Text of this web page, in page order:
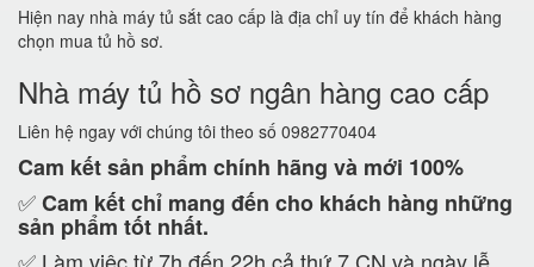
Hiện nay nhà máy tủ sắt cao cấp là địa chỉ uy tín để khách hàng
chọn mua tủ hồ sơ.
Nhà máy tủ hồ sơ ngân hàng cao cấp
Liên hệ ngay với chúng tôi theo số 0982770404
Cam kếtsản phẩm chính hãng và mới 100%
✅Cam kếtchỉ mang đến cho khách hàng những
sản phẩm tốt nhất.